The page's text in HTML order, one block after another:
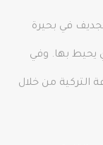
في بحيرة
يحيط بها. وفي
التركية من خلال